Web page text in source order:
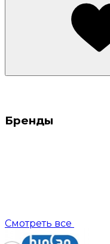
Бренды
Смотреть все